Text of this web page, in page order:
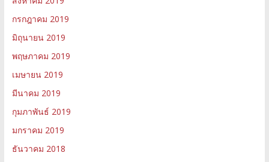
กรกฎาคม 2019
มิถุนายน 2019
พฤษภาคม 2019
เมษายน 2019
มีนาคม 2019
กุมภาพันธ์ 2019
มกราคม 2019
ธันวาคม 2018